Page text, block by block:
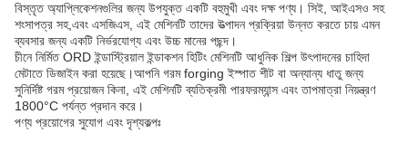
বিস্তৃত অ্যাপ্লিকেশনগুলির জন্য উপযুক্ত একটি বহুমুখী এবং দক্ষ পণ্য। সিই, আইএসও সহ
শংসাপত্র সহ,এবং এসজিএস, এই মেশিনটি তাদের উত্পাদন প্রক্রিয়া উন্নত করতে চায় এমন
ব্যবসার জন্য একটি নির্ভরযোগ্য এবং উচ্চ মানের পছন্দ।
চীনে নির্মিত ORD ইন্ডাস্ট্রিয়াল ইন্ডাকশন হিটিং মেশিনটি আধুনিক শিল্প উৎপাদনের চাহিদা
মেটাতে ডিজাইন করা হয়েছে।আপনি গরম forging ইস্পাত শীট বা অন্যান্য ধাতু জন্য
সুনির্দিষ্ট গরম প্রয়োজন কিনা, এই মেশিনটি ব্যতিক্রমী পারফরম্যান্স এবং তাপমাত্রা নিয়ন্ত্রণ
1800°C পর্যন্ত প্রদান করে।
পণ্য প্রয়োগের সুযোগ এবং দৃশ্যকল্পঃ